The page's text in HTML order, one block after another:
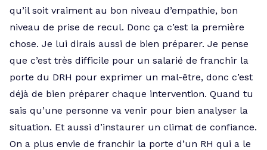
qu’il soit vraiment au bon niveau d’empathie, bon
niveau de prise de recul. Donc ça c’est la première
chose. Je lui dirais aussi de bien préparer. Je pense
que c’est très difficile pour un salarié de franchir la
porte du DRH pour exprimer un mal-être, donc c’est
déjà de bien préparer chaque intervention. Quand tu
sais qu’une personne va venir pour bien analyser la
situation. Et aussi d’instaurer un climat de confiance.
On a plus envie de franchir la porte d’un RH qui a le